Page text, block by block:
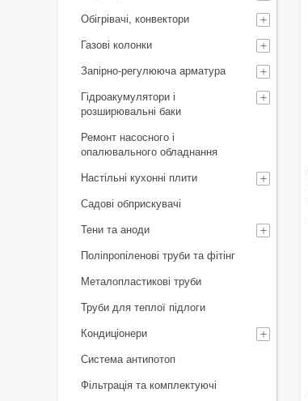
Обігрівачі, конвектори
Газові колонки
Запірно-регулююча арматура
Гідроакумулятори і
розширювальні баки
Ремонт насосного і
опалювального обладнання
Настільні кухонні плити
Садові обприскувачі
Тени та аноди
Поліпропіленові труби та фітінг
Металопластикові труби
Труби для теплої підлоги
Кондиціонери
Система антипотоп
Фільтрація та комплектуючі